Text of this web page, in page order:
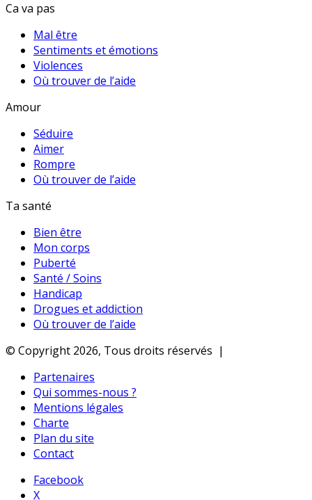
Ca va pas
Mal être
Sentiments et émotions
Violences
Où trouver de l’aide
Amour
Séduire
Aimer
Rompre
Où trouver de l’aide
Ta santé
Bien être
Mon corps
Puberté
Santé / Soins
Handicap
Drogues et addiction
Où trouver de l’aide
© Copyright 2026, Tous droits réservés |
Partenaires
Qui sommes-nous ?
Mentions légales
Charte
Plan du site
Contact
Facebook
X